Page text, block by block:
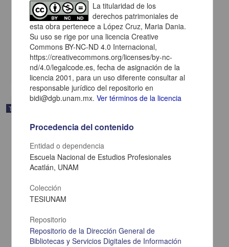
La jurisprudencia de los tribunales administrativos naturaleza
juridica de excepcion
Estrada Reyes, Alejandro Francisco
Ciencias Sociales y Económicas
Trabajo de grado
La titularidad de los
derechos patrimoniales de
esta obra pertenece a López Cruz, Maria Dania.
Su uso se rige por una licencia Creative
Commons BY-NC-ND 4.0 Internacional,
https://creativecommons.org/licenses/by-nc-
nd/4.0/legalcode.es, fecha de asignación de la
licencia 2001, para un uso diferente consultar al
responsable jurídico del repositorio en
bidi@dgb.unam.mx.Ver términos de la licencia
Procedencia del contenido
Entidad o dependencia
Escuela Nacional de Estudios Profesionales
Acatlán, UNAM
Colección
TESIUNAM
Repositorio
Repositorio de la Dirección General de
Bibliotecas y Servicios Digitales de Información